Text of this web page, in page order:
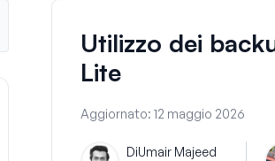
Utilizzo dei
Lite
Aggiornato: 12 maggio 2026
DiUmair Majeed